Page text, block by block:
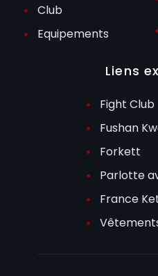
Club
Equipements
Liens
Fight Club
Fushan
Forkett
Parlotte
France